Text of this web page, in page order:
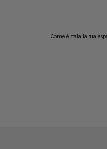
Come è stata la tua